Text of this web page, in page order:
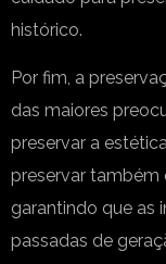
histórico.
Por fim, a
das maiores
preservar a
preservar também
garantindo que as
passadas de